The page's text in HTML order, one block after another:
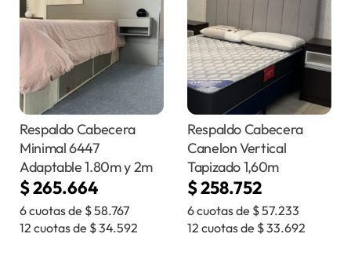
Respaldo Cabecera
Minimal 6447
Adaptable 1.80m y 2m
$265.664
6 cuotas de $58.767
12 cuotas de $34.592
Respaldo Cabecera
Canelon Vertical
Tapizado 1,60m
$258.752
6 cuotas de $57.233
12 cuotas de $33.692